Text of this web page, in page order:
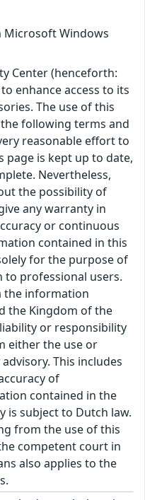
Microsoft Windows
Center (henceforth:
enhance access to its
The use of this
following terms and
reasonable effort to
is kept up to date,
Nevertheless,
the possibility of
any warranty in
or continuous
contained in this
for the purpose of
professional users.
the information
the Kingdom of the
or responsibility
either the use or
This includes
of
contained in the
is subject to Dutch law.
from the use of this
competent court in
also applies to the